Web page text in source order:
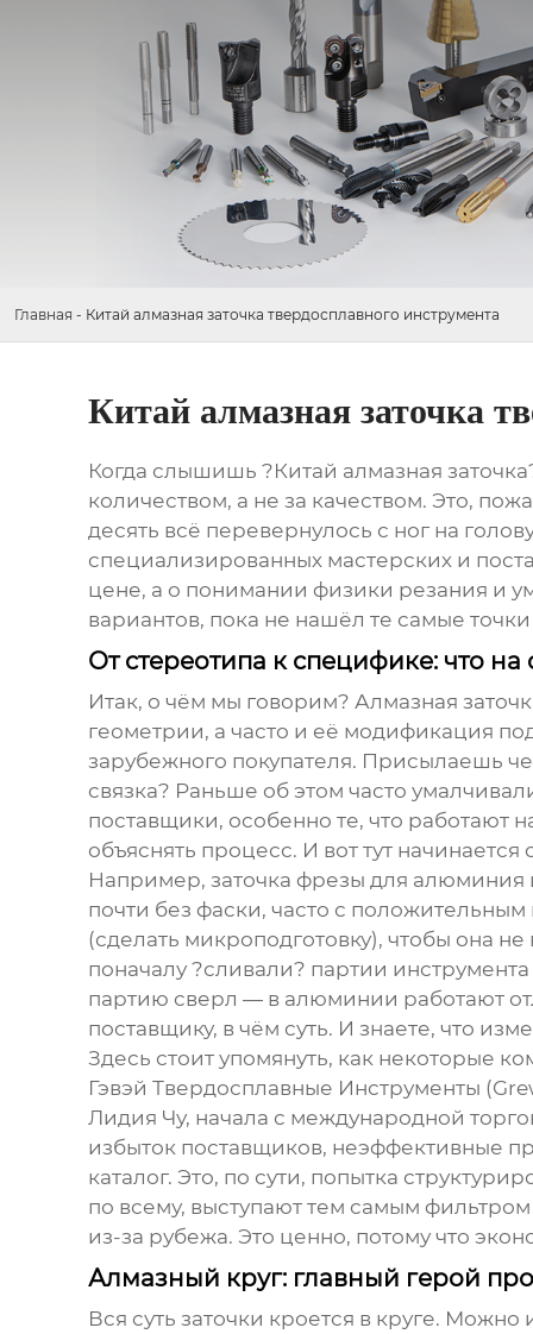
Главная - Китай алмазная заточка твердосплавного инструмента
Китай алмазная заточка
Когда слышишь ?Китай алмазная
количеством, а не за качеством. Это,
десять всё перевернулось с ног на
специализированных мастерских и
цене, а о понимании физики резания и
вариантов, пока не нашёл те самые
От стереотипа к специфике: что
Итак, о чём мы говорим? Алмазная
геометрии, а часто и её модификация
зарубежного покупателя. Присылаешь
связка? Раньше об этом часто
поставщики, особенно те, что
объяснять процесс. И вот тут
Например, заточка фрезы для
почти без фаски, часто с
(сделать микроподготовку), чтобы она
поначалу ?сливали? партии
партию сверл — в алюминии работают
поставщику, в чём суть. И знаете, что
Здесь стоит упомянуть, как некоторые
Гэвэй Твердосплавные Инструменты
Лидия Чу, начала с международной
избыток поставщиков, неэффективные
каталог. Это, по сути, попытка
по всему, выступают тем самым
из-за рубежа. Это ценно, потому что
Алмазный круг: главный герой
Вся суть заточки кроется в круге.